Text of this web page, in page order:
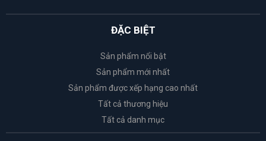
ĐẶC BIỆT
Sản phẩm nổi bật
Sản phẩm mới nhất
Sản phẩm được xếp hạng cao nhất
Tất cả thương hiệu
Tất cả danh mục